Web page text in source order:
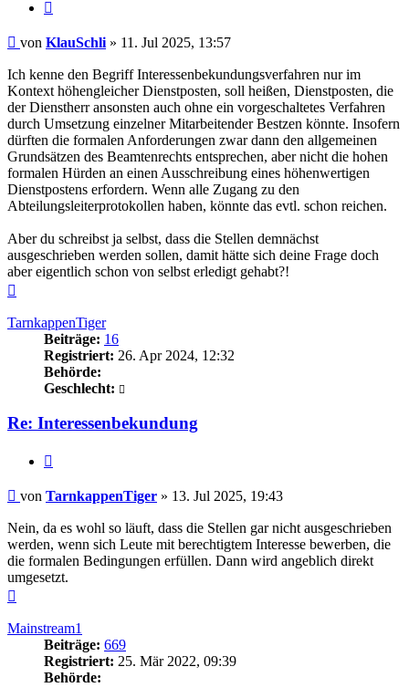
Beitrag
von KlauSchli » 11. Jul 2025, 13:57
Ich kenne den Begriff Interessenbekundungsverfahren nur im
Kontext höhengleicher Dienstposten, soll heißen, Dienstposten, die
der Dienstherr ansonsten auch ohne ein vorgeschaltetes Verfahren
durch Umsetzung einzelner Mitarbeitender Bestzen könnte. Insofern
dürften die formalen Anforderungen zwar dann den allgemeinen
Grundsätzen des Beamtenrechts entsprechen, aber nicht die hohen
formalen Hürden an einen Ausschreibung eines höhenwertigen
Dienstpostens erfordern. Wenn alle Zugang zu den
Abteilungsleiterprotokollen haben, könnte das evtl. schon reichen.
Aber du schreibst ja selbst, dass die Stellen demnächst
ausgeschrieben werden sollen, damit hätte sich deine Frage doch
aber eigentlich schon von selbst erledigt gehabt?!
TarnkappenTiger
Beiträge: 16
Registriert: 26. Apr 2024, 12:32
Behörde:
Geschlecht:
Re: Interessenbekundung
Beitrag
von TarnkappenTiger » 13. Jul 2025, 19:43
Nein, da es wohl so läuft, dass die Stellen gar nicht ausgeschrieben
werden, wenn sich Leute mit berechtigtem Interesse bewerben, die
die formalen Bedingungen erfüllen. Dann wird angeblich direkt
umgesetzt.
Mainstream1
Beiträge: 669
Registriert: 25. Mär 2022, 09:39
Behörde: